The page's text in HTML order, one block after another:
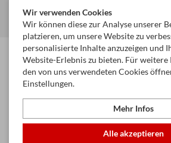
Startseite Schule & Büro Papier
Wir verwenden Cookies
Wir können diese zur Analyse unserer
platzieren, um unsere Website zu
personalisierte Inhalte anzuzeigen und
Website-Erlebnis zu bieten. Für
den von uns verwendeten Cookies
Einstellungen.
Mehr Infos
Alle akzeptieren